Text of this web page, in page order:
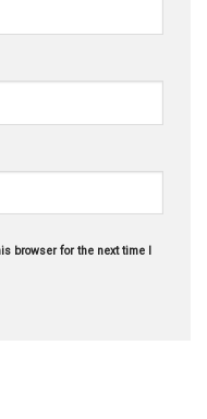
browser for the next time I